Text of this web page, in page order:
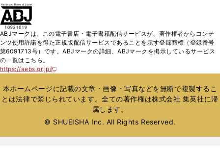
く
ド
ウ
で
ィ
ン
ド
開
く
ABJマークは、この電子書店・電子書籍配信サービスが、著作権者からコンテ
ンツ使用許諾を得た正規版配信サービスであることを示す登録商標（登録番号
第6091713号）です。ABJマークの詳細、ABJマークを掲示しているサービス
の一覧はこちら。
https://aebs.or.jp/
新
い
ウ
ィ
ウ
本ホームページに記載の文章・画像・写真などを無断で複製するこ
とは法律で禁じられています。全ての著作権は株式会社 集英社に帰
属します。
© SHUEISHA Inc. All Rights Reserved.